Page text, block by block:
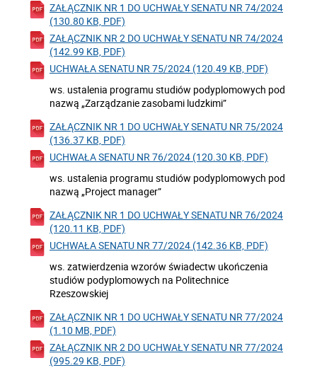
ZAŁĄCZNIK NR 1 DO UCHWAŁY SENATU NR 74/2024
(130.80 KB, PDF)
ZAŁĄCZNIK NR 2 DO UCHWAŁY SENATU NR 74/2024
(142.99 KB, PDF)
UCHWAŁA SENATU NR 75/2024 (120.49 KB, PDF)
ws. ustalenia programu studiów podyplomowych pod
nazwą „Zarządzanie zasobami ludzkimi”
ZAŁĄCZNIK NR 1 DO UCHWAŁY SENATU NR 75/2024
(136.37 KB, PDF)
UCHWAŁA SENATU NR 76/2024 (120.30 KB, PDF)
ws. ustalenia programu studiów podyplomowych pod
nazwą „Project manager”
ZAŁĄCZNIK NR 1 DO UCHWAŁY SENATU NR 76/2024
(120.11 KB, PDF)
UCHWAŁA SENATU NR 77/2024 (142.36 KB, PDF)
ws. zatwierdzenia wzorów świadectw ukończenia
studiów podyplomowych na Politechnice
Rzeszowskiej
ZAŁĄCZNIK NR 1 DO UCHWAŁY SENATU NR 77/2024
(1.10 MB, PDF)
ZAŁĄCZNIK NR 2 DO UCHWAŁY SENATU NR 77/2024
(995.29 KB, PDF)